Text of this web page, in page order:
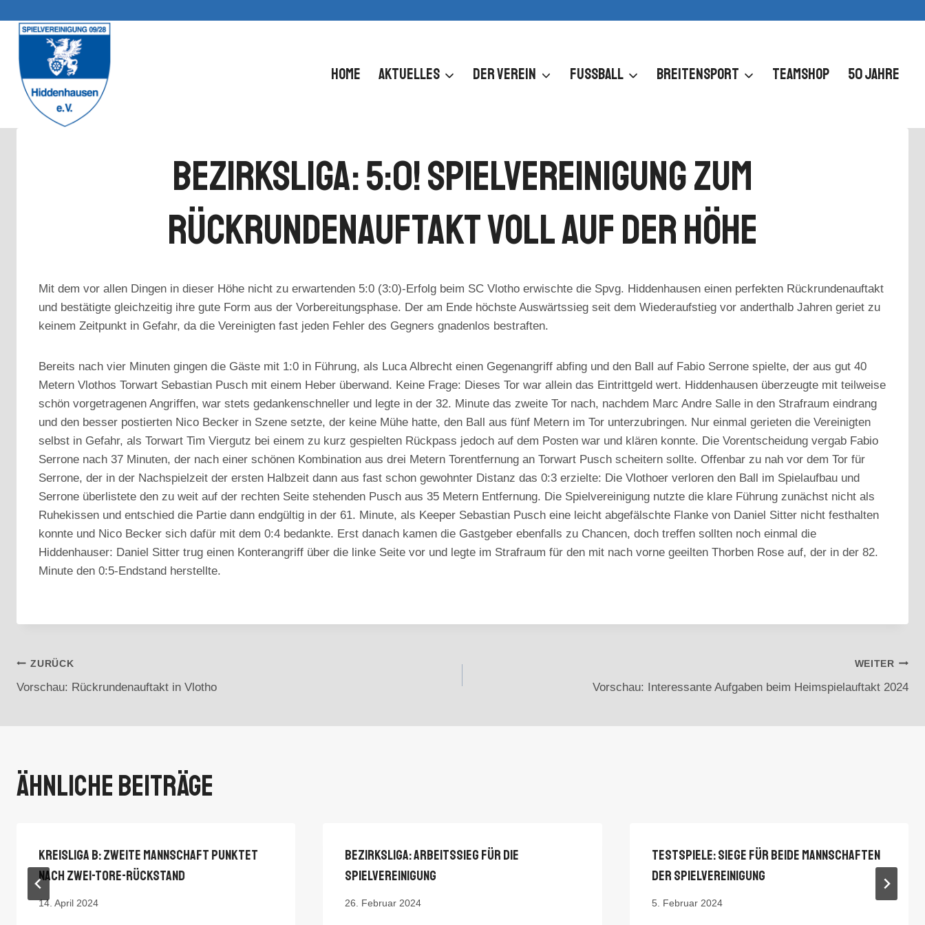
Inhalt
HOME AKTUELLES DER VEREIN FUSSBALL BREITENSPORT TEAMSHOP 50 JAHRE
Bezirksliga: 5:0! Spielvereinigung Zum
Rückrundenauftakt Voll Auf Der Höhe
Mit dem vor allen Dingen in dieser Höhe nicht zu erwartenden 5:0 (3:0)-Erfolg beim SC Vlotho erwischte die Spvg. Hiddenhausen einen perfekten Rückrundenauftakt
und bestätigte gleichzeitig ihre gute Form aus der Vorbereitungsphase. Der am Ende höchste Auswärtssieg seit dem Wiederaufstieg vor anderthalb Jahren geriet zu
keinem Zeitpunkt in Gefahr, da die Vereinigten fast jeden Fehler des Gegners gnadenlos bestraften.
Bereits nach vier Minuten gingen die Gäste mit 1:0 in Führung, als Luca Albrecht einen Gegenangriff abfing und den Ball auf Fabio Serrone spielte, der aus gut 40
Metern Vlothos Torwart Sebastian Pusch mit einem Heber überwand. Keine Frage: Dieses Tor war allein das Eintrittgeld wert. Hiddenhausen überzeugte mit teilweise
schön vorgetragenen Angriffen, war stets gedankenschneller und legte in der 32. Minute das zweite Tor nach, nachdem Marc Andre Salle in den Strafraum eindrang
und den besser postierten Nico Becker in Szene setzte, der keine Mühe hatte, den Ball aus fünf Metern im Tor unterzubringen. Nur einmal gerieten die Vereinigten
selbst in Gefahr, als Torwart Tim Viergutz bei einem zu kurz gespielten Rückpass jedoch auf dem Posten war und klären konnte. Die Vorentscheidung vergab Fabio
Serrone nach 37 Minuten, der nach einer schönen Kombination aus drei Metern Torentfernung an Torwart Pusch scheitern sollte. Offenbar zu nah vor dem Tor für
Serrone, der in der Nachspielzeit der ersten Halbzeit dann aus fast schon gewohnter Distanz das 0:3 erzielte: Die Vlothoer verloren den Ball im Spielaufbau und
Serrone überlistete den zu weit auf der rechten Seite stehenden Pusch aus 35 Metern Entfernung. Die Spielvereinigung nutzte die klare Führung zunächst nicht als
Ruhekissen und entschied die Partie dann endgültig in der 61. Minute, als Keeper Sebastian Pusch eine leicht abgefälschte Flanke von Daniel Sitter nicht festhalten
konnte und Nico Becker sich dafür mit dem 0:4 bedankte. Erst danach kamen die Gastgeber ebenfalls zu Chancen, doch treffen sollten noch einmal die
Hiddenhauser: Daniel Sitter trug einen Konterangriff über die linke Seite vor und legte im Strafraum für den mit nach vorne geeilten Thorben Rose auf, der in der 82.
Minute den 0:5-Endstand herstellte.
Beitragsnavigation
ZURÜCK
Vorschau: Rückrundenauftakt in Vlotho
WEITER
Vorschau: Interessante Aufgaben beim Heimspielauftakt 2024
Ähnliche Beiträge
Kreisliga B: Zweite Mannschaft Punktet
Nach Zwei-Tore-Rückstand
14. April 2024
Bezirksliga: Arbeitssieg Für Die
Spielvereinigung
26. Februar 2024
Testspiele: Siege Für Beide Mannschaften
Der Spielvereinigung
5. Februar 2024